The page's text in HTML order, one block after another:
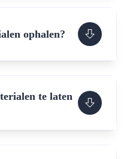
ophalen?
te laten